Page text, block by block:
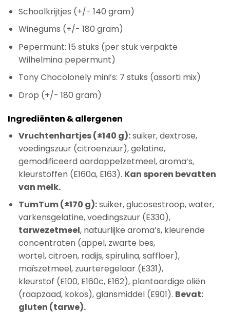
Schoolkrijtjes (+/- 140 gram)
Winegums (+/- 180 gram)
Pepermunt: 15 stuks (per stuk verpakte
Wilhelmina pepermunt)
Tony Chocolonely mini’s: 7 stuks (assorti mix)
Drop (+/- 180 gram)
Ingrediënten & allergenen
Vruchtenhartjes (±140 g):suiker, dextrose,
voedingszuur (citroenzuur), gelatine,
gemodificeerd aardappelzetmeel, aroma’s,
kleurstoffen (E160a, E163). Kan sporen bevatten
van melk.
TumTum (±170 g):suiker, glucosestroop, water,
varkensgelatine, voedingszuur (E330),
tarwezetmeel, natuurlijke aroma’s, kleurende
concentraten (appel, zwarte bes,
wortel, citroen, radijs, spirulina, saffloer),
maïszetmeel, zuurteregelaar (E331),
kleurstof (E100, E160c, E162), plantaardige oliën
(raapzaad, kokos), glansmiddel (E901). Bevat:
gluten (tarwe).